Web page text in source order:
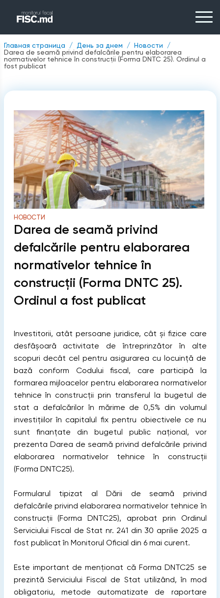
Главная страница День за днем
Новости
Darea de seamă privind defalcările pentru elaborarea
normativelor tehnice în construcții (Forma DNTC 25). Ordinul a
fost publicat
НОВОСТИ
Darea de seamă privind
defalcările pentru elaborarea
normativelor tehnice în
construcții (Forma DNTC 25).
Ordinul a fost publicat
Investitorii, atât persoane juridice, cât și fizice care
desfășoară activitate de întreprinzător în alte
scopuri decât cel pentru asigurarea cu locuință de
bază conform Codului fiscal, care participă la
formarea mijloacelor pentru elaborarea normativelor
tehnice în construcții prin transferul la bugetul de
stat a defalcărilor în mărime de 0,5% din volumul
investițiilor în capitalul fix pentru obiectivele ce nu
sunt finanțate din bugetul public național, vor
prezenta Darea de seamă privind defalcările privind
elaborarea normativelor tehnice în construcții
(Forma DNTC25).
Formularul tipizat al Dării de seamă privind
defalcările privind elaborarea normativelor tehnice în
construcții (Forma DNTC25), aprobat prin Ordinul
Serviciului Fiscal de Stat nr. 241 din 30 aprilie 2025 a
fost publicat în Monitorul Oficial din 6 mai curent.
Este important de menționat că Forma DNTC25 se
prezintă Serviciului Fiscal de Stat utilizând, în mod
obligatoriu, metode automatizate de raportare